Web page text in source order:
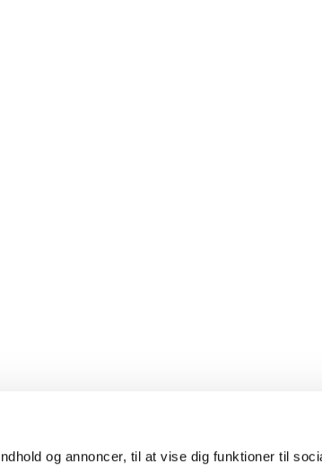
og annoncer, til at vise dig funktioner til